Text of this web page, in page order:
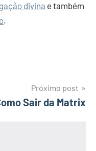
divina e também
.
Próximo post
Sair da Matrix